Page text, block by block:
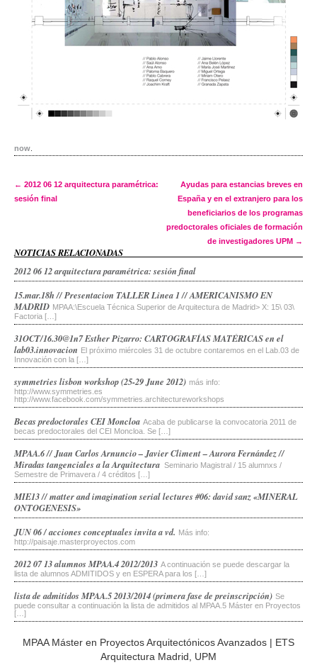
now
Post navigation
← 2012 06 12 arquitectura paramétrica:
sesión final
Ayudas para estancias breves en
España y en el extranjero para los
beneficiarios de los programas
predoctorales oficiales de formación
de investigadores UPM →
NOTICIAS RELACIONADAS
2012 06 12 arquitectura paramétrica: sesión final
15.mar.18h // Presentacion TALLER Linea 1 // AMERICANISMO EN
MADRID MPAA:\Escuela Técnica Superior de Arquitectura de Madrid> X: 15\ 03\
Factoria […]
31OCT/16.30@1n7 Esther Pizarro: CARTOGRAFÍAS MATÉRICAS en el
lab03.innovacion El próximo miércoles 31 de octubre contaremos en el Lab.03 de
Innovación con la […]
symmetries lisbon workshop (25-29 June 2012) más info:
http://www.symmetries.es
http://www.facebook.com/symmetries.architectureworkshops
Becas predoctorales CEI Moncloa Acaba de publicarse la convocatoria 2011 de
becas predoctorales del CEI Moncloa. Se […]
MPAA.6 // Juan Carlos Arnuncio – Javier Climent – Aurora Fernández //
Miradas tangenciales a la Arquitectura Seminario Magistral / 15 alumnxs /
Semestre de Primavera / 4 créditos […]
MIE13 // matter and imagination serial lectures #06: david sanz «MINERAL
ONTOGENESIS»
JUN 06 / acciones conceptuales invita a vd. Más info:
http://paisaje.masterproyectos.com
2012 07 13 alumnos MPAA.4 2012/2013 A continuación se puede descargar la
lista de alumnos ADMITIDOS y en ESPERA para los […]
lista de admitidos MPAA.5 2013/2014 (primera fase de preinscripción) Se
puede consultar a continuación la lista de admitidos al MPAA.5 Máster en Proyectos
[…]
MPAA Máster en Proyectos Arquitectónicos Avanzados | ETS
Arquitectura Madrid, UPM